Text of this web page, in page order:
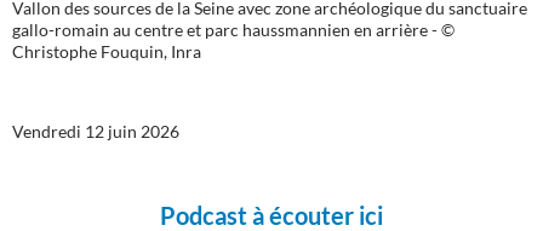
Vallon des sources de la Seine avec zone archéologique du sanctuaire
gallo-romain au centre et parc haussmannien en arrière - ©
Christophe Fouquin, Inra
Vendredi 12 juin 2026
Podcast à écouter ici